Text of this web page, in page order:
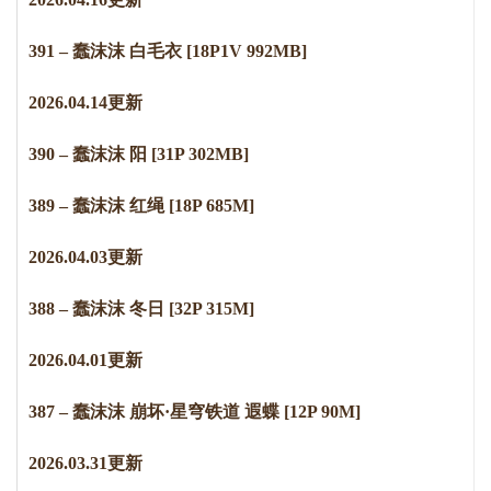
391 – 蠢沫沫 白毛衣 [18P1V 992MB]
2026.04.14更新
390 – 蠢沫沫 阳 [31P 302MB]
389 – 蠢沫沫 红绳 [18P 685M]
2026.04.03更新
388 – 蠢沫沫 冬日 [32P 315M]
2026.04.01更新
387 – 蠢沫沫 崩坏·星穹铁道 遐蝶 [12P 90M]
2026.03.31更新